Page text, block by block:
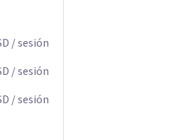
/ sesión
/ sesión
/ sesión